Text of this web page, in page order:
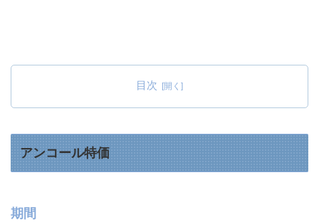
目次
アンコール特価
期間